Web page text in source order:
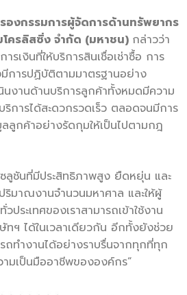
งกรรมการผู้จัดการด้านทรัพยากร
ครลิสซิ่ง จำกัด (มหาชน) กล่าวว่า
ารเงินที่ให้บริการสินเชื่อเช่าซื้อ การ
การปฏิบัติตามมาตรฐานอย่าง
นงานด้านบริการลูกค้าทั้งหมดมีความ
ริการได้สะดวกรวดเร็ว ตลอดจนมีการ
กค้าอย่างรัดกุมให้เป็นไปตามกฎ
ซลูชันที่มีประสิทธิภาพสูง ยืดหยุ่น และ
มาณงานจำนวนมหาศาล และให้ผู้
ระเทศของเราสามารถเข้าใช้งาน
ฯ ได้ในเวลาเดียวกัน อีกทั้งยังช่วย
ถทำงานได้อย่างราบรื่นจากทุกที่ทุก
มเป็นมืออาชีพขององค์กร”